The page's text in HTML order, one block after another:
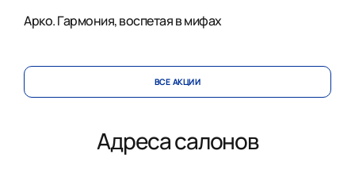
Арко. Гармония, воспетая в мифах
ВСЕ АКЦИИ
Адреса салонов